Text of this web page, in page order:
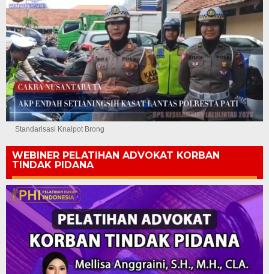
Standarisasi Knalpot Brong
WEBINER PELATIHAN ADVOKAT KORBAN
TINDAK PIDANA